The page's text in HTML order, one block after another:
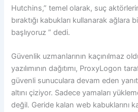
Hutchins,” temel olarak, suç
bıraktığı kabukları kullanarak ağlara
başlıyoruz ” dedi.
Güvenlik uzmanlarının kaçınılmaz
yazılımının dağıtımı, ProxyLogon
güvenli sunuculara devam eden
altını çiziyor. Sadece yamaları
değil. Geride kalan web kabuklarını